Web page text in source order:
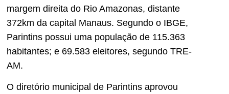
margem direita do Rio Amazonas, distante
372km da capital Manaus. Segundo o IBGE,
Parintins possui uma população de 115.363
habitantes; e 69.583 eleitores, segundo TRE-
AM.
O diretório municipal de Parintins aprovou